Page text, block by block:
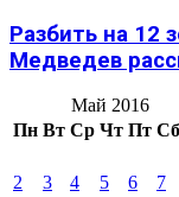
Разбить на 12
Медведев
Май 2016
Пн Вт Ср Чт Пт Сб
2
3 4 5 6 7